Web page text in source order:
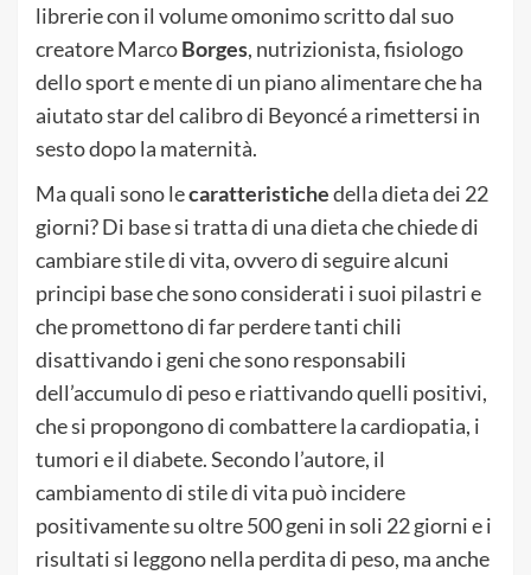
librerie con il volume omonimo scritto dal suo
creatore MarcoBorges, nutrizionista, fisiologo
dello sport e mente di un piano alimentare che ha
aiutato star del calibro di Beyoncé a rimettersi in
sesto dopo la maternità.
Ma quali sono lecaratteristichedella dieta dei 22
giorni? Di base si tratta di una dieta che chiede di
cambiare stile di vita, ovvero di seguire alcuni
principi base che sono considerati i suoi pilastri e
che promettono di far perdere tanti chili
disattivando i geni che sono responsabili
dell’accumulo di peso e riattivando quelli positivi,
che si propongono di combattere la cardiopatia, i
tumori e il diabete. Secondo l’autore, il
cambiamento di stile di vita può incidere
positivamente su oltre 500 geni in soli 22 giorni e i
risultati si leggono nella perdita di peso, ma anche